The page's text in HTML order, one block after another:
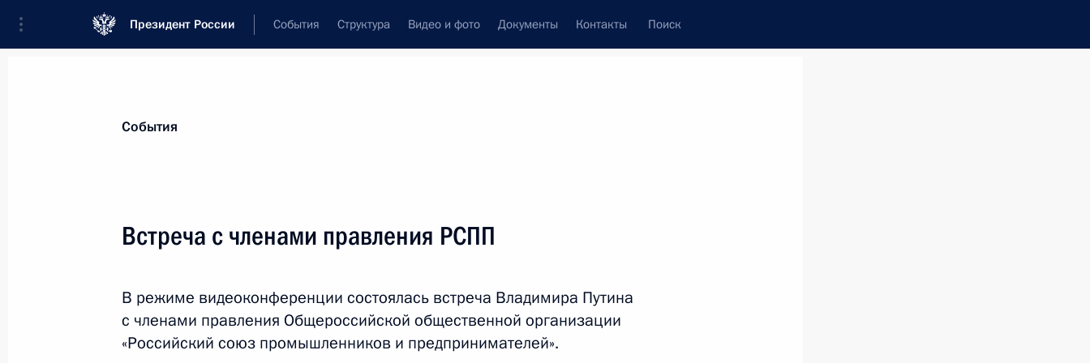
Президент России События Структура Видео и фото Документы Контакты Поиск
Показать следующие материалы
Совещание с членами Правительства
28 января 2021 года, 15:20
События
Встреча с членами правления РСПП
В режиме видеоконференции состоялась встреча Владимира Путина
с членами правления Общероссийской общественной организации
«Российский союз промышленников и предпринимателей».